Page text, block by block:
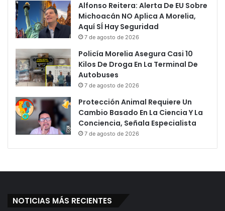
Alfonso Reitera: Alerta De EU Sobre
Michoacán NO Aplica A Morelia,
Aquí SÍ Hay Seguridad
7 de agosto de 2026
Policía Morelia Asegura Casi 10
Kilos De Droga En La Terminal De
Autobuses
7 de agosto de 2026
Protección Animal Requiere Un
Cambio Basado En La Ciencia Y La
Conciencia, Señala Especialista
7 de agosto de 2026
NOTICIAS MÁS RECIENTES